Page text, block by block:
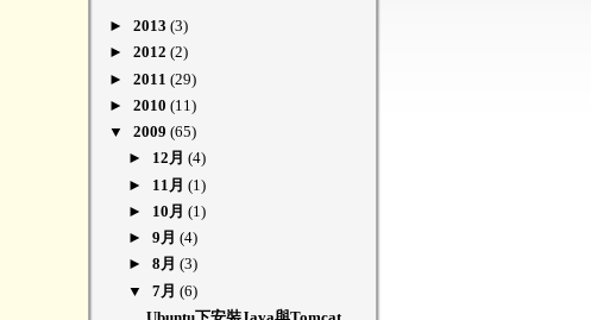
► 2013 (3)
► 2012 (2)
► 2011 (29)
► 2010 (11)
▼ 2009 (65)
► 12月 (4)
► 11月 (1)
► 10月 (1)
► 9月 (4)
► 8月 (3)
▼ 7月 (6)